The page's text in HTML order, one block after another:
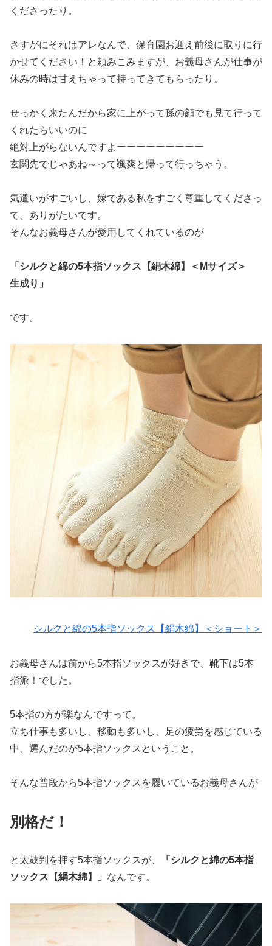
くださったり。
さすがにそれはアレなんで、保育園お迎え前後に取りに行
かせてください！と頼みこみますが、お義母さんが仕事が
休みの時は甘えちゃって持ってきてもらったり。
せっかく来たんだから家に上がって孫の顔でも見て行って
くれたらいいのに
絶対上がらないんですよーーーーーーーーー
玄関先でじゃあね～って颯爽と帰って行っちゃう。
気遣いがすごいし、嫁である私をすごく尊重してくださっ
て、ありがたいです。
そんなお義母さんが愛用してくれているのが
「シルクと綿の5本指ソックス【絹木綿】＜Mサイズ＞
生成り」
です。
シルクと綿の5本指ソックス【絹木綿】＜ショート＞
お義母さんは前から5本指ソックスが好きで、靴下は5本
指派！でした。
5本指の方が楽なんですって。
立ち仕事も多いし、移動も多いし、足の疲労を感じている
中、選んだのが5本指ソックスということ。
そんな普段から5本指ソックスを履いているお義母さんが
別格だ！
と太鼓判を押す5本指ソックスが、
「シルクと綿の5本指
ソックス【絹木綿】」 なんです。